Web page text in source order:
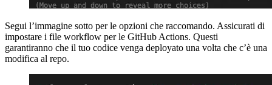
Segui l’immagine sotto per le opzioni che raccomando. Assicurati di
impostare i file workflow per le GitHub Actions. Questi
garantiranno che il tuo codice venga deployato una volta che c’è una
modifica al repo.